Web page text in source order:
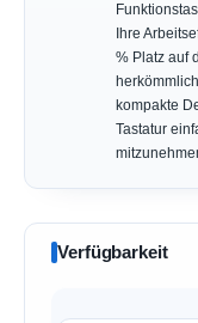
Ihre
% Platz auf
kompakte
Tastatur
Verfügbarkeit